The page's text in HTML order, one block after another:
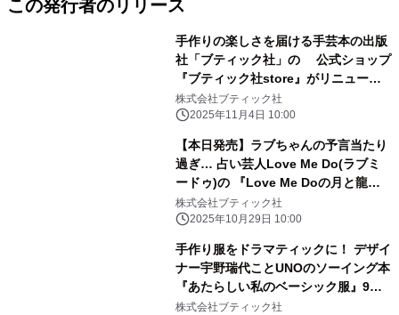
この発行者のリリース
手作りの楽しさを届ける手芸本の出版
社「ブティック社」の 公式ショップ
『ブティック社store』がリニューア
ルオープン
株式会社ブティック社
2025年11月4日 10:00
【本日発売】ラブちゃんの予言当たり
過ぎ… 占い芸人Love Me Do(ラブミ
ードゥ)の 『Love Me Doの月と龍が
導く 月占星術 2026』発売！
株式会社ブティック社
2025年10月29日 10:00
手作り服をドラマティックに！ デザイ
ナー宇野瑞代ことUNOのソーイング本
『あたらしい私のベーシック服』9月
10日発売【新刊】
株式会社ブティック社